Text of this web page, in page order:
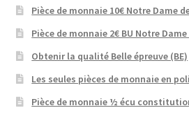
Pièce de monnaie 10€ Notre Dame
Pièce de monnaie 2€ BU Notre Dame
Obtenir la qualité Belle épreuve (BE)
Les seules pièces de monnaie en
Pièce de monnaie ½ écu